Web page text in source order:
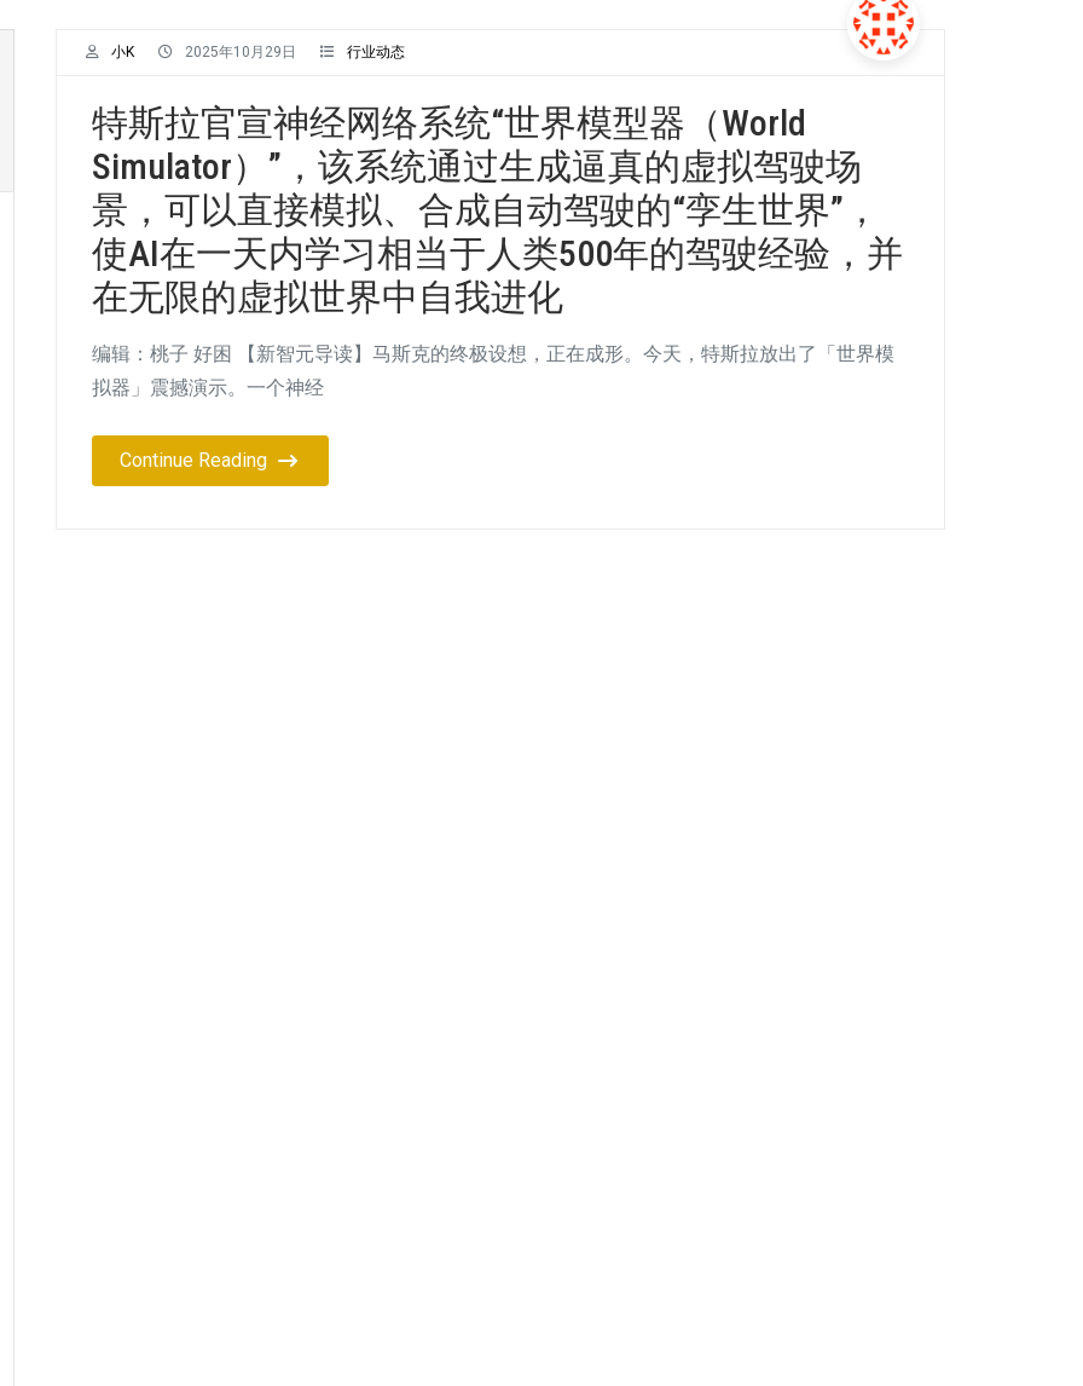
小K 2025年10月29日 行业动态
特斯拉官宣神经网络系统“世界模型器（World
Simulator）”，该系统通过生成逼真的虚拟驾驶场
景，可以直接模拟、合成自动驾驶的“孪生世界”，
使AI在一天内学习相当于人类500年的驾驶经验，并
在无限的虚拟世界中自我进化
编辑：桃子 好困 【新智元导读】马斯克的终极设想，正在成形。今天，特斯拉放出了「世界模
拟器」震撼演示。一个神经
Continue Reading